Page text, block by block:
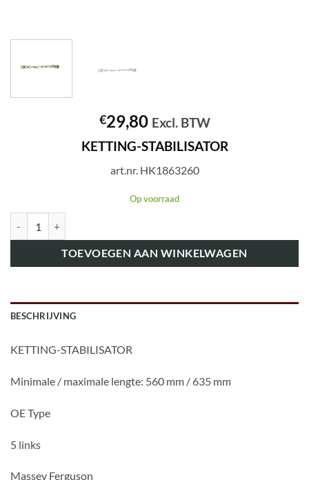
€29,80 Excl. BTW
KETTING-STABILISATOR
art.nr. HK1863260
Op voorraad
TOEVOEGEN AAN WINKELWAGEN
BESCHRIJVING
KETTING-STABILISATOR
Minimale / maximale lengte: 560 mm / 635 mm
OE Type
5 links
Massey Ferguson